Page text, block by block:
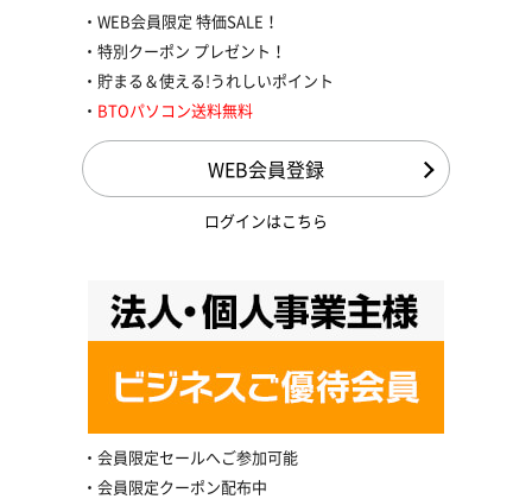
WEB会員限定 特価SALE！
特別クーポン プレゼント！
貯まる＆使える!うれしいポイント
BTOパソコン送料無料
WEB会員登録
ログインはこちら
会員限定セールへご参加可能
会員限定クーポン配布中